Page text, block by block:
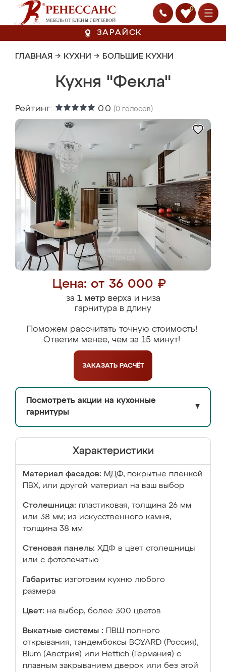
0
ЗАРАЙСК
ГЛАВНАЯ → КУХНИ → БОЛЬШИЕ КУХНИ
Кухня "Фекла"
Рейтинг: 0.0 (0 голосов)
Цена: от 36 000 ₽
за 1 метрверха и низа
гарнитура в длину
Поможем рассчитать точную стоимость!
Ответим менее, чем за 15 минут!
ЗАКАЗАТЬ РАСЧЁТ
Посмотреть акции на кухонные
гарнитуры
▼
Характеристики
Материал фасадов: МДФ, покрытые плёнкой
ПВХ, или другой материал на ваш выбор
Столешница: пластиковая, толщина 26 мм
или 38 мм; из искусственного камня,
толщина 38 мм
Стеновая панель: ХДФ в цвет столешницы
или с фотопечатью
Габариты: изготовим кухню любого
размера
Цвет: на выбор, более 300 цветов
Выкатные системы :
ПВШ полного
открывания, тандембоксы BOYARD (Россия),
Blum (Австрия) или Hettich (Германия) с
плавным закрыванием дверок или без этой